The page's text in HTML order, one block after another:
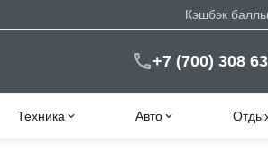
Кэшбэк баллы
+7 (700) 308
Техника Авто